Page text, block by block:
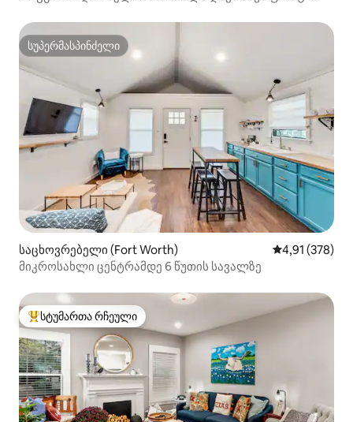
სუპერმასპინძელი
სუპერმასპინძელი
საცხოვრებელი (Fort Worth) საშუალო
4,91 (378)
მიკროსახლი ცენტრამდე 6 წუთის სავალზე
სტუმართა რჩეული მოწინავე ვარიანტი
სტუმართა რჩეული